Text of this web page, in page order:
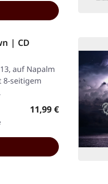
| CD
auf Napalm
8-seitigem
Regulärer Preis:
11,99 €